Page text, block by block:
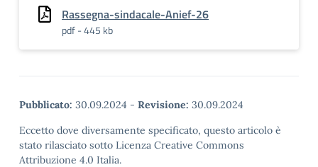
Rassegna-sindacale-Anief-26
pdf - 445 kb
Pubblicato: 30.09.2024 - Revisione: 30.09.2024
Eccetto dove diversamente specificato, questo articolo è
stato rilasciato sotto Licenza Creative Commons
Attribuzione 4.0 Italia.